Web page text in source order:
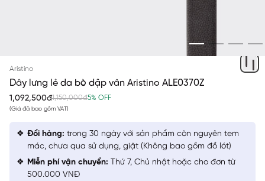
Aristino
Dây lưng lẻ da bò dập vân Aristino ALE0370Z
1,092,500đ1,150,000đ5% OFF
(Giá đã bao gồm VAT)
Đổi hàng: trong 30 ngày với sản phẩm còn nguyên tem
mác, chưa qua sử dụng, giặt (Không bao gồm đồ lót)
Miễn phí vận chuyển: Thứ 7, Chủ nhật hoặc cho đơn từ
500.000 VNĐ